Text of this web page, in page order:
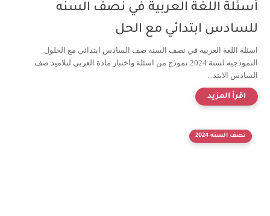
أسئلة اللغة العربية في نصف السنه
للسادس ابتدائي مع الحل
اسئلة اللغة العربية في نصف السنه صف السادس ابتدائي مع الحلول
النموذجيه لسنة 2024 نموذج من اسئلة واختبار مادة العربي لتلاميذ صف
السادس الابتد...
نصف السنه 2024